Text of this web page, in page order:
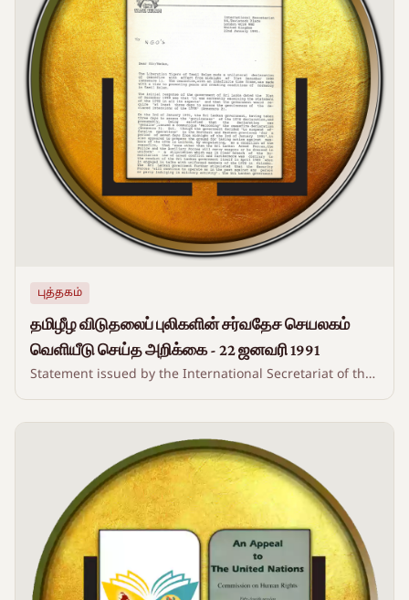
புத்தகம்
தமிழீழ விடுதலைப் புலிகளின் சர்வதேச செயலகம்
வெளியீடு செய்த அறிக்கை - 22 ஜனவரி 1991
Statement issued by the International Secretariat of the